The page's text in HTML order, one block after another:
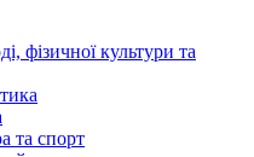
фізичної культури та
та спорт